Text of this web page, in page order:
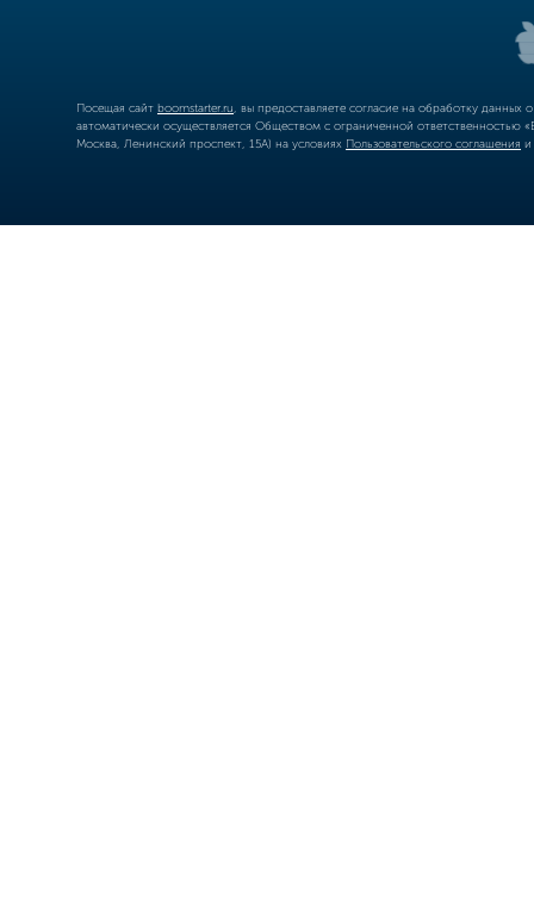
Посещая сайт boomstarter.ru , вы предоставляете согласие на обработку
автоматически осуществляется Обществом с ограниченной
Москва, Ленинский проспект, 15А) на условиях Пользовательского соглашения и